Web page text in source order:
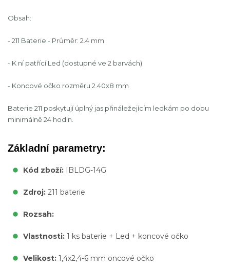
Obsah:
- 211 Baterie - Průměr: 2.4 mm
- K ní patřící Led (dostupné ve 2 barvách)
- Koncové očko rozměru 2.40x8 mm
Baterie 211 poskytují úplný jas přináležejícím ledkám po dobu
minimálně 24 hodin.
Základní parametry:
Kód zboží: IBLDG-14G
Zdroj: 211 baterie
Rozsah:
Vlastnosti: 1 ks baterie + Led + koncové očko
Velikost: 1,4x2,4-6 mm oncové očko